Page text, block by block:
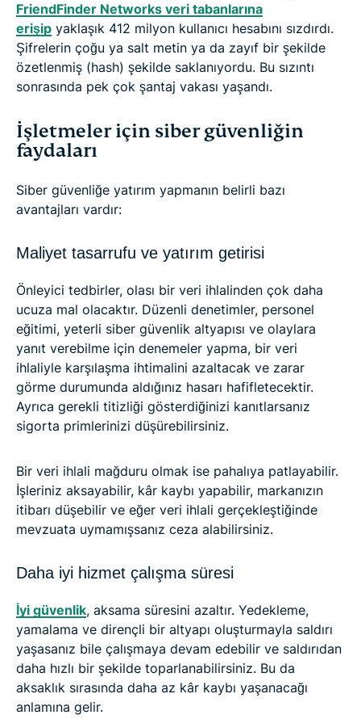
FriendFinder Networks veri tabanlarına
erişip yaklaşık 412 milyon kullanıcı hesabını sızdırdı.
Şifrelerin çoğu ya salt metin ya da zayıf bir şekilde
özetlenmiş (hash) şekilde saklanıyordu. Bu sızıntı
sonrasında pek çok şantaj vakası yaşandı.
İşletmeler için siber güvenliğin
faydaları
Siber güvenliğe yatırım yapmanın belirli bazı
avantajları vardır:
Maliyet tasarrufu ve yatırım getirisi
Önleyici tedbirler, olası bir veri ihlalinden çok daha
ucuza mal olacaktır. Düzenli denetimler, personel
eğitimi, yeterli siber güvenlik altyapısı ve olaylara
yanıt verebilme için denemeler yapma, bir veri
ihlaliyle karşılaşma ihtimalini azaltacak ve zarar
görme durumunda aldığınız hasarı hafifletecektir.
Ayrıca gerekli titizliği gösterdiğinizi kanıtlarsanız
sigorta primlerinizi düşürebilirsiniz.
Bir veri ihlali mağduru olmak ise pahalıya patlayabilir.
İşleriniz aksayabilir, kâr kaybı yapabilir, markanızın
itibarı düşebilir ve eğer veri ihlali gerçekleştiğinde
mevzuata uymamışsanız ceza alabilirsiniz.
Daha iyi hizmet çalışma süresi
İyi güvenlik, aksama süresini azaltır. Yedekleme,
yamalama ve dirençli bir altyapı oluşturmayla saldırı
yaşasanız bile çalışmaya devam edebilir ve saldırıdan
daha hızlı bir şekilde toparlanabilirsiniz. Bu da
aksaklık sırasında daha az kâr kaybı yaşanacağı
anlamına gelir.